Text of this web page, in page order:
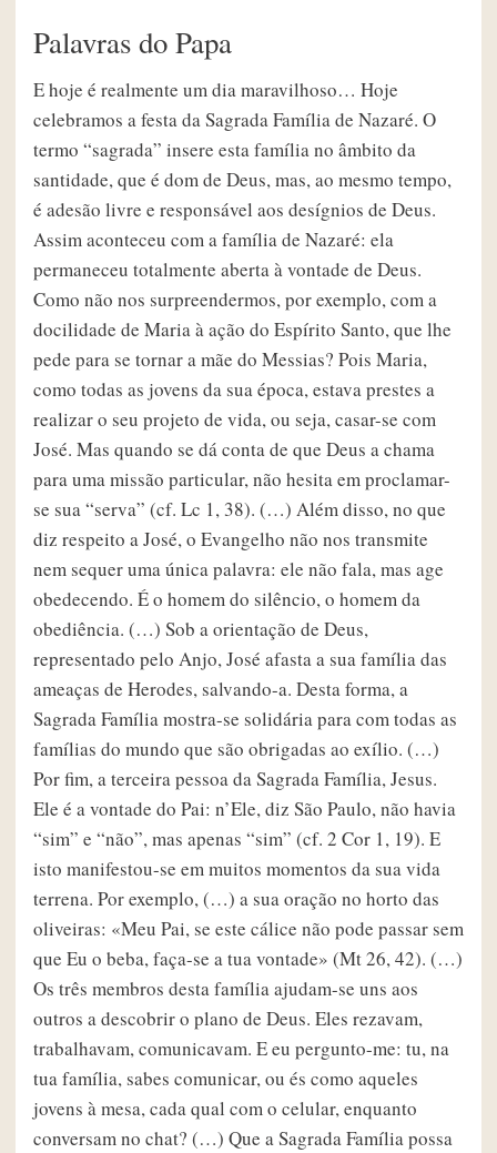
Palavras do Papa
E hoje é realmente um dia maravilhoso… Hoje
celebramos a festa da Sagrada Família de Nazaré. O
termo “sagrada” insere esta família no âmbito da
santidade, que é dom de Deus, mas, ao mesmo tempo,
é adesão livre e responsável aos desígnios de Deus.
Assim aconteceu com a família de Nazaré: ela
permaneceu totalmente aberta à vontade de Deus.
Como não nos surpreendermos, por exemplo, com a
docilidade de Maria à ação do Espírito Santo, que lhe
pede para se tornar a mãe do Messias? Pois Maria,
como todas as jovens da sua época, estava prestes a
realizar o seu projeto de vida, ou seja, casar-se com
José. Mas quando se dá conta de que Deus a chama
para uma missão particular, não hesita em proclamar-
se sua “serva” (cf. Lc 1, 38). (…) Além disso, no que
diz respeito a José, o Evangelho não nos transmite
nem sequer uma única palavra: ele não fala, mas age
obedecendo. É o homem do silêncio, o homem da
obediência. (…) Sob a orientação de Deus,
representado pelo Anjo, José afasta a sua família das
ameaças de Herodes, salvando-a. Desta forma, a
Sagrada Família mostra-se solidária para com todas as
famílias do mundo que são obrigadas ao exílio. (…)
Por fim, a terceira pessoa da Sagrada Família, Jesus.
Ele é a vontade do Pai: n’Ele, diz São Paulo, não havia
“sim” e “não”, mas apenas “sim” (cf. 2 Cor 1, 19). E
isto manifestou-se em muitos momentos da sua vida
terrena. Por exemplo, (…) a sua oração no horto das
oliveiras: «Meu Pai, se este cálice não pode passar sem
que Eu o beba, faça-se a tua vontade» (Mt 26, 42). (…)
Os três membros desta família ajudam-se uns aos
outros a descobrir o plano de Deus. Eles rezavam,
trabalhavam, comunicavam. E eu pergunto-me: tu, na
tua família, sabes comunicar, ou és como aqueles
jovens à mesa, cada qual com o celular, enquanto
conversam no chat? (…) Que a Sagrada Família possa